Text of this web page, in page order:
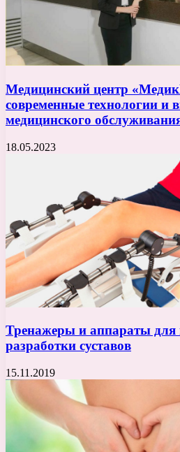
Медицинский центр
современные технологии и
медицинского
18.05.2023
Тренажеры и аппараты для
разработки суставов
15.11.2019